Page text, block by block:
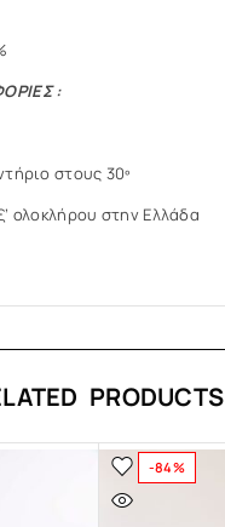
:
στους 30º
ολοκλήρου στην Ελλάδα
PRODUCTS
-84%